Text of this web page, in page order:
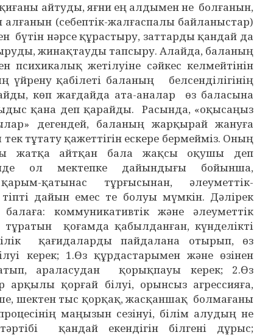
айтуды, яғни ең алдымен не болғанын,
(себептік-жалғаспалы байланыстар)
бүтін нәрсе құрастыру, заттарды қандай да
жинақтауды тапсыру. Алайда, баланың
психикалық жетілуіне сәйкес келмейтінін
қабілеті баланың белсенділігінің
көп жағдайда ата-аналар өз баласына
қана деп қарайды. Расында, «оқысаңыз
дегендей, баланың жарқырай жануға
тұтату қажеттігін ескере бермейміз. Оның
жатқа айтқан бала жақсы оқушы деп
ол мектепке дайындығы бойынша,
қатынас тұрғысынан, әлеуметтік-
дайын емес те болуы мүмкін. Дәлірек
коммуникативтік және әлеуметтік
тұратын қоғамда қабылданған, күнделікті
қағидаларды пайдалана отырып, өз
керек; 1.Өз құрдастарымен және өзінен
араласудан қорықпауы керек; 2.Өз
арқылы қорғай білуі, орынсыз агрессияға,
шектен тыс қорқақ, жасқаншақ болмағаны
маңызын сезінуі, білім алудың не
қандай екендігін білгені дұрыс;